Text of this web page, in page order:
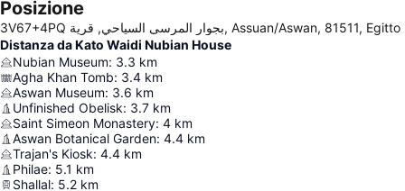
Posizione
3V67+4PQ بجوار المرسى السياحي, قرية, Assuan/Aswan, 81511, Egitto
Distanza da Kato Waidi Nubian House
Nubian Museum: 3.3 km
Agha Khan Tomb: 3.4 km
Aswan Museum: 3.6 km
Unfinished Obelisk: 3.7 km
Saint Simeon Monastery: 4 km
Aswan Botanical Garden: 4.4 km
Trajan's Kiosk: 4.4 km
Philae: 5.1 km
Shallal: 5.2 km